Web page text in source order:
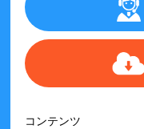
コンテンツ